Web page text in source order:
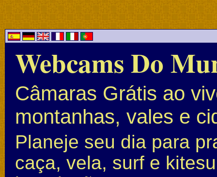
Webcams Do
Câmaras Grátis ao
montanhas, vales e
Planeje seu dia para
caça, vela, surf e